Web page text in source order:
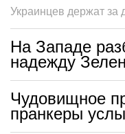
Украинцев держат за
На Западе
надежду
Чудовищное
пранкеры